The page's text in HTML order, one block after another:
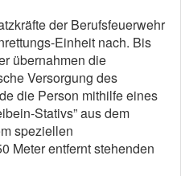
der Berufsfeuerwehr
Einheit nach. Bis
übernahmen die
Versorgung des
die Person mithilfe eines
Stativs” aus dem
speziellen
Meter entfernt stehenden